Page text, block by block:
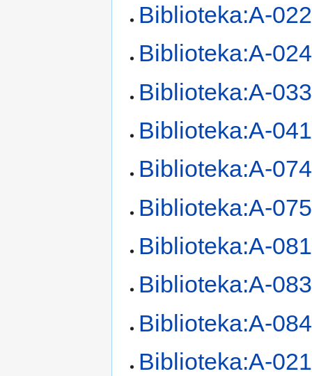
Biblioteka:A-
Biblioteka:A-
Biblioteka:A-
Biblioteka:A-
Biblioteka:A-
Biblioteka:A-
Biblioteka:A-
Biblioteka:A-
Biblioteka:A-
Biblioteka:A-